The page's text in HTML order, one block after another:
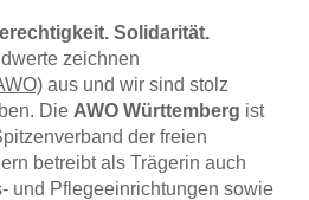
Solidarität.
zeichnen
aus und wir sind stolz
Die AWO Württemberg ist
der freien
betreibt als Trägerin auch
und Pflegeeinrichtungen sowie